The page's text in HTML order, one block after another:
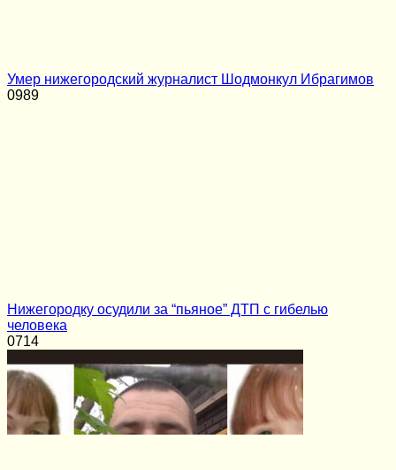
Умер нижегородский журналист Шодмонкул Ибрагимов
0989
Нижегородку осудили за “пьяное” ДТП с гибелью
человека
0714